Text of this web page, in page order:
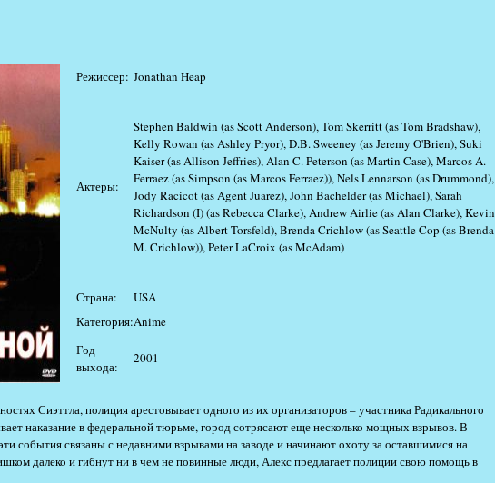
Режиссер: Jonathan Heap
Актеры:
Stephen Baldwin (as Scott Anderson), Tom Skerritt (as Tom Bradshaw),
Kelly Rowan (as Ashley Pryor), D.B. Sweeney (as Jeremy O'Brien), Suki
Kaiser (as Allison Jeffries), Alan C. Peterson (as Martin Case), Marcos A.
Ferraez (as Simpson (as Marcos Ferraez)), Nels Lennarson (as Drummond),
Jody Racicot (as Agent Juarez), John Bachelder (as Michael), Sarah
Richardson (I) (as Rebecca Clarke), Andrew Airlie (as Alan Clarke), Kevin
McNulty (as Albert Torsfeld), Brenda Crichlow (as Seattle Cop (as Brenda
M. Crichlow)), Peter LaCroix (as McAdam)
Страна:
USA
Категория:Anime
Год
выхода:
2001
Сиэттла, полиция арестовывает одного из их организаторов – участника Радикального
наказание в федеральной тюрьме, город сотрясают еще несколько мощных взрывов. В
события связаны с недавними взрывами на заводе и начинают охоту за оставшимися на
далеко и гибнут ни в чем не повинные люди, Алекс предлагает полиции свою помощь в